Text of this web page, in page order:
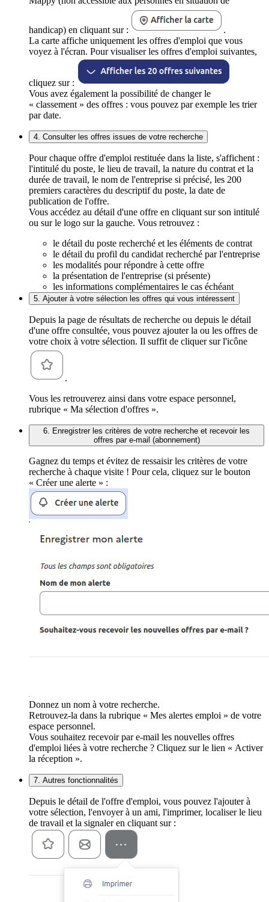
handicap) en cliquant sur :
.
La carte affiche uniquement les offres d'emploi que vous
voyez à l'écran. Pour visualiser les offres d'emploi suivantes,
cliquez sur :
Vous avez également la possibilité de changer le
« classement » des offres : vous pouvez par exemple les trier
par date.
4. Consulter les offres issues de votre recherche
Pour chaque offre d'emploi restituée dans la liste, s'affichent :
l'intitulé du poste, le lieu de travail, la nature du contrat et la
durée de travail, le nom de l'entreprise si précisé, les 200
premiers caractères du descriptif du poste, la date de
publication de l'offre.
Vous accédez au détail d'une offre en cliquant sur son intitulé
ou sur le logo sur la gauche. Vous retrouvez :
le détail du poste recherché et les éléments de contrat
le détail du profil du candidat recherché par l'entreprise
les modalités pour répondre à cette offre
la présentation de l'entreprise (si présente)
les informations complémentaires le cas échéant
5. Ajouter à votre sélection les offres qui vous intéressent
Depuis la page de résultats de recherche ou depuis le détail
d'une offre consultée, vous pouvez ajouter la ou les offres de
votre choix à votre sélection. Il suffit de cliquer sur l'icône
.
Vous les retrouverez ainsi dans votre espace personnel,
rubrique « Ma sélection d'offres ».
6. Enregistrer les critères de votre recherche et recevoir les
offres par e-mail (abonnement)
Gagnez du temps et évitez de ressaisir les critères de votre
recherche à chaque visite ! Pour cela, cliquez sur le bouton
« Créer une alerte » :
Donnez un nom à votre recherche.
Retrouvez-la dans la rubrique « Mes alertes emploi » de votre
espace personnel.
Vous souhaitez recevoir par e-mail les nouvelles offres
d'emploi liées à votre recherche ? Cliquez sur le lien « Activer
la réception ».
7. Autres fonctionnalités
Depuis le détail de l'offre d'emploi, vous pouvez l'ajouter à
votre sélection, l'envoyer à un ami, l'imprimer, localiser le lieu
de travail et la signaler en cliquant sur :